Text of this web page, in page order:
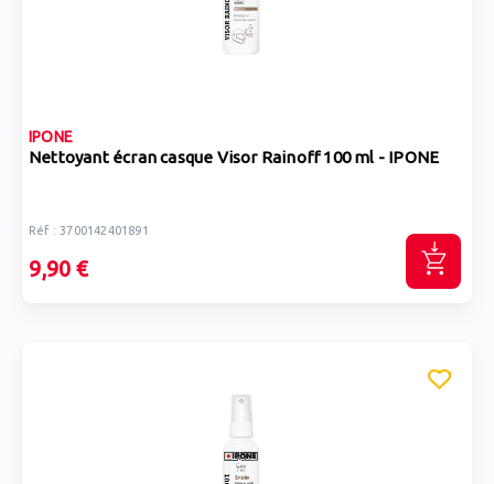
IPONE
Nettoyant écran casque Visor Rainoff 100 ml - IPONE
Réf : 3700142401891
9,90 €